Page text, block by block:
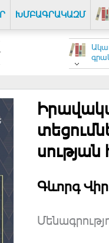
ԽՄԲԱԳՐԱԿԱԶՄ
Գևորգ